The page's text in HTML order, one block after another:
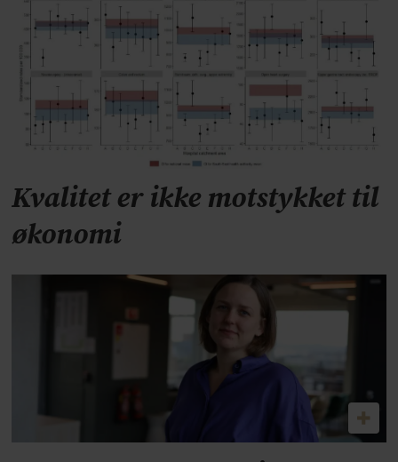
Kvalitet er ikke motstykket til
økonomi